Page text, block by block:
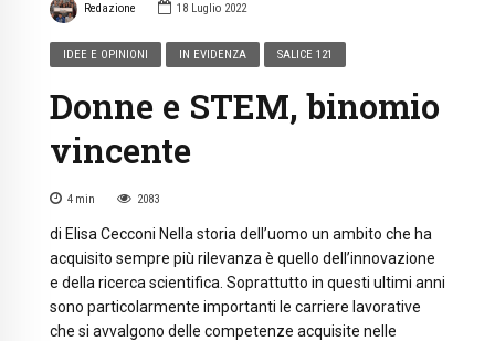
Redazione 18 Luglio 2022
IDEE E OPINIONI IN EVIDENZA SALICE 121
Donne e STEM, binomio
vincente
4 min 2083
di Elisa Cecconi Nella storia dell’uomo un ambito che ha
acquisito sempre più rilevanza è quello dell’innovazione
e della ricerca scientifica. Soprattutto in questi ultimi anni
sono particolarmente importanti le carriere lavorative
che si avvalgono delle competenze acquisite nelle